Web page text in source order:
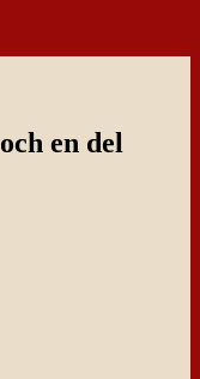
en del